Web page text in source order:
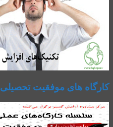
کارگاه های موفقیت تحصیلی